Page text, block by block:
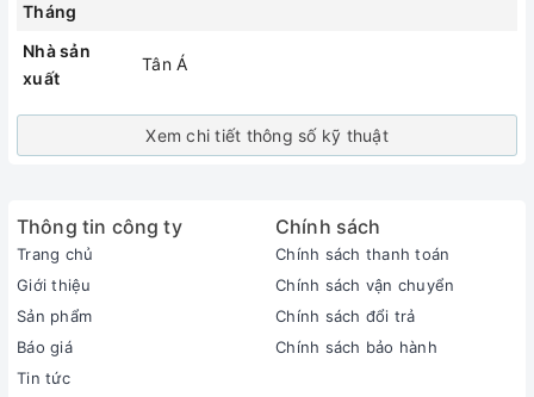
Tháng
Nhà sản
xuất
Tân Á
Xem chi tiết thông số kỹ thuật
Thông tin công ty
Trang chủ
Giới thiệu
Sản phẩm
Báo giá
Tin tức
Chính sách
Chính sách thanh toán
Chính sách vận chuyển
Chính sách đổi trả
Chính sách bảo hành